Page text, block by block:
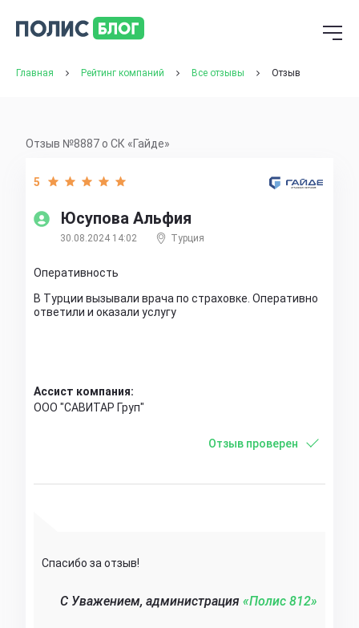
Главная Рейтинг компаний Все отзывы Отзыв
Отзыв №8887 о СК «Гайде»
Юсупова Альфия
5
30.08.2024 14:02 Турция
Оперативность
В Турции вызывали врача по страховке. Оперативно
ответили и оказали услугу
Ассист компания:
ООО "САВИТАР Груп"
Отзыв проверен
Спасибо за отзыв!
C Уважением, администрация «Полис 812»‎